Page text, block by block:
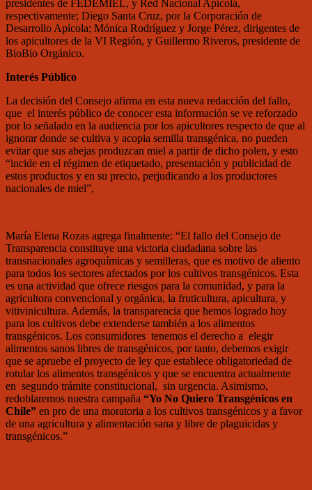
presidentes de FEDEMIEL, y Red Nacional Apícola,
respectivamente; Diego Santa Cruz, por la Corporación de
Desarrollo Apícola; Mónica Rodríguez y Jorge Pérez, dirigentes de
los apicultores de la VI Región, y Guillermo Riveros, presidente de
BioBio Orgánico.
Interés Público
La decisión del Consejo afirma en esta nueva redacción del fallo,
que el interés público de conocer esta información se ve reforzado
por lo señalado en la audiencia por los apicultores respecto de que al
ignorar donde se cultiva y acopia semilla transgénica, no pueden
evitar que sus abejas produzcan miel a partir de dicho polen, y esto
“incide en el régimen de etiquetado, presentación y publicidad de
estos productos y en su precio, perjudicando a los productores
nacionales de miel”,
María Elena Rozas agrega finalmente: “El fallo del Consejo de
Transparencia constituye una victoria ciudadana sobre las
transnacionales agroquímicas y semilleras, que es motivo de aliento
para todos los sectores afectados por los cultivos transgénicos. Esta
es una actividad que ofrece riesgos para la comunidad, y para la
agricultora convencional y orgánica, la fruticultura, apicultura, y
vitivinicultura. Además, la transparencia que hemos logrado hoy
para los cultivos debe extenderse también a los alimentos
transgénicos. Los consumidores tenemos el derecho a elegir
alimentos sanos libres de transgénicos, por tanto, debemos exigir
que se apruebe el proyecto de ley que establece obligatoriedad de
rotular los alimentos transgénicos y que se encuentra actualmente
en segundo trámite constitucional, sin urgencia. Asimismo,
redoblaremos nuestra campaña “Yo No Quiero Transgénicos en
Chile” en pro de una moratoria a los cultivos transgénicos y a favor
de una agricultura y alimentación sana y libre de plaguicidas y
transgénicos.”